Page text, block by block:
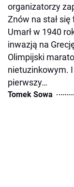
organizatorzy
Znów na stał
Umarł w 1940
inwazją na
Olimpijski
nietuzinkowym.
pierwszy…
Tomek Sowa